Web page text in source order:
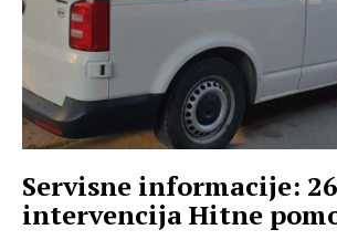
Servisne informacije:
intervencija Hitne